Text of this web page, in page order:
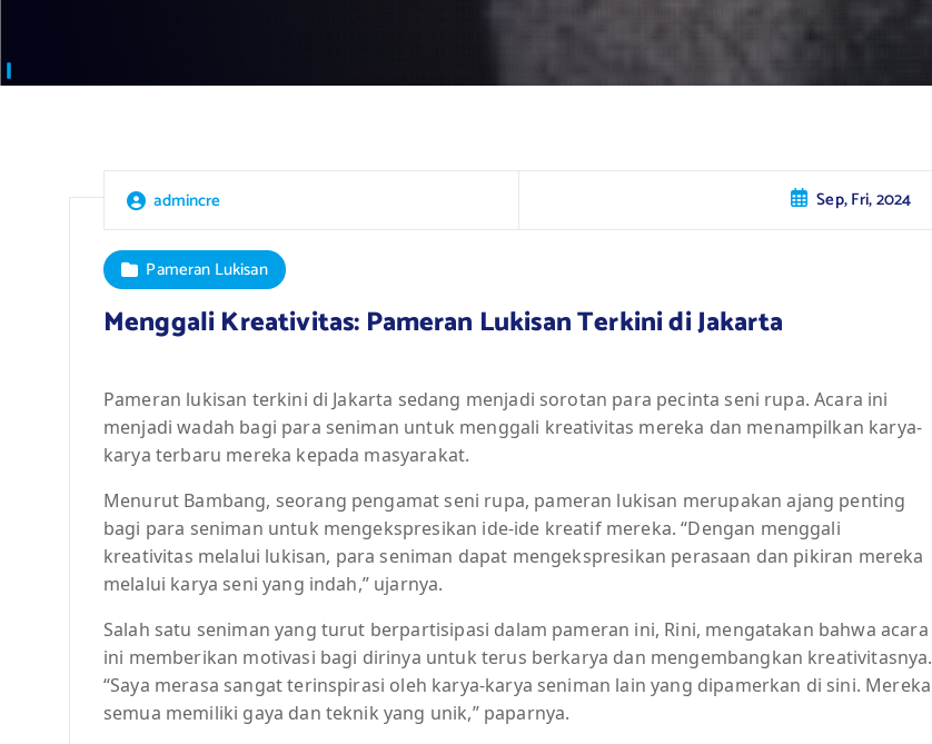
admincre Sep, Fri, 2024
Pameran Lukisan
Menggali Kreativitas: Pameran Lukisan Terkini di Jakarta
Pameran lukisan terkini di Jakarta sedang menjadi sorotan para pecinta seni rupa. Acara ini
menjadi wadah bagi para seniman untuk menggali kreativitas mereka dan menampilkan karya-
karya terbaru mereka kepada masyarakat.
Menurut Bambang, seorang pengamat seni rupa, pameran lukisan merupakan ajang penting
bagi para seniman untuk mengekspresikan ide-ide kreatif mereka. “Dengan menggali
kreativitas melalui lukisan, para seniman dapat mengekspresikan perasaan dan pikiran mereka
melalui karya seni yang indah,” ujarnya.
Salah satu seniman yang turut berpartisipasi dalam pameran ini, Rini, mengatakan bahwa acara
ini memberikan motivasi bagi dirinya untuk terus berkarya dan mengembangkan kreativitasnya.
“Saya merasa sangat terinspirasi oleh karya-karya seniman lain yang dipamerkan di sini. Mereka
semua memiliki gaya dan teknik yang unik,” paparnya.